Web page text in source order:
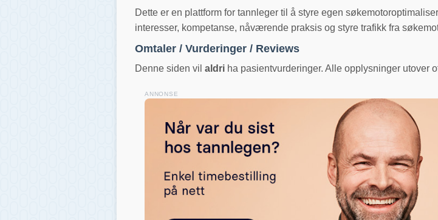
Dette er en plattform for tannleger til å styre egen
interesser, kompetanse, nåværende praksis og styre trafikk fra
Omtaler / Vurderinger / Reviews
Denne siden vil aldri ha pasientvurderinger. Alle opplysninger utover
ANNONSE